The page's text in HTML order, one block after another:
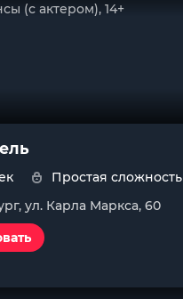
(с актером), 14+
Простая сложность
ул. Карла Маркса, 60